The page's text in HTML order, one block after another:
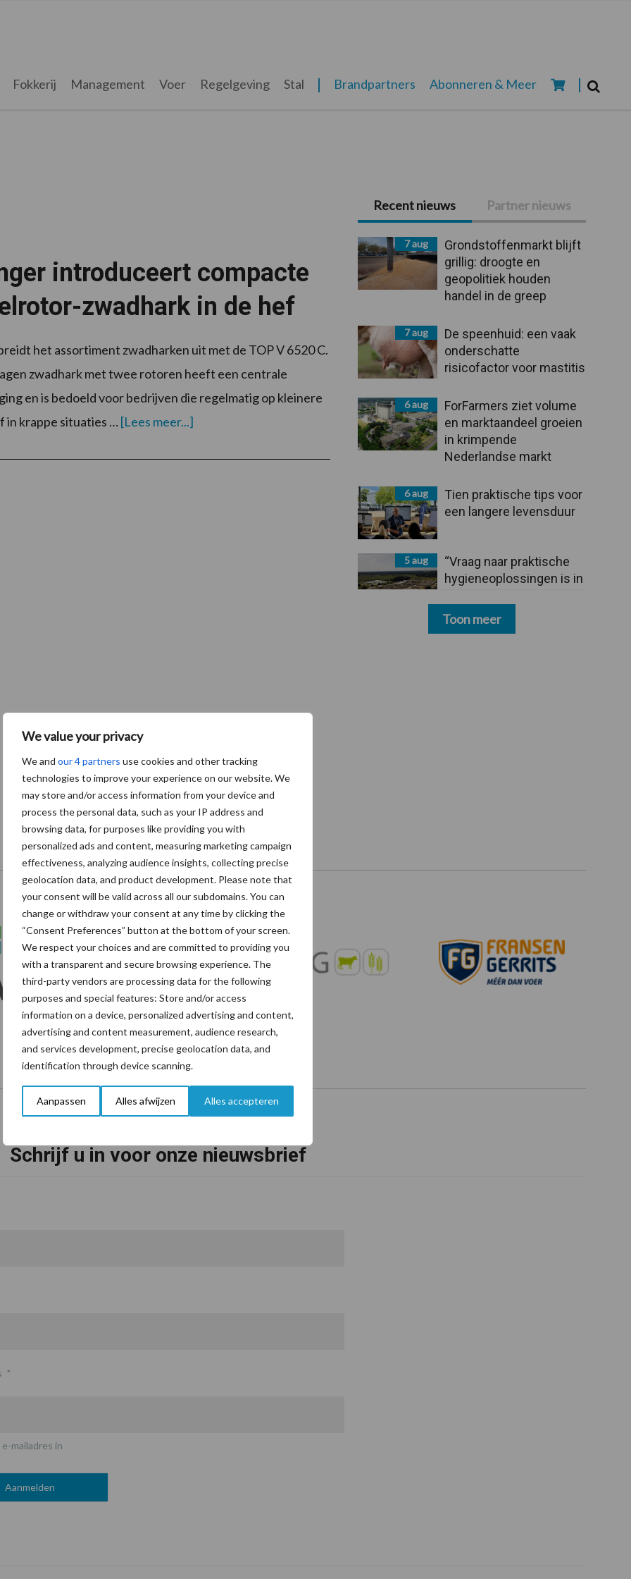
We value your privacy
We and our 4 partners use cookies and other tracking
technologies to improve your experience on our website. We
may store and/or access information from your device and
process the personal data, such as your IP address and
browsing data, for purposes like providing you with
personalized ads and content, measuring marketing campaign
effectiveness, analyzing audience insights, collecting precise
geolocation data, and product development. Please note that
your consent will be valid across all our subdomains. You can
change or withdraw your consent at any time by clicking the
“Consent Preferences” button at the bottom of your screen.
We respect your choices and are committed to providing you
with a transparent and secure browsing experience. The
third-party vendors are processing data for the following
purposes and special features: Store and/or access
information on a device, personalized advertising and content,
advertising and content measurement, audience research,
and services development, precise geolocation data, and
identification through device scanning.
Aanpassen Alles afwijzen Alles accepteren
Fokkerij Management Voer Regelgeving Stal Brandpartners Abonneren & Meer
introduceert compacte
zwadhark in de hef
het assortiment zwadharken uit met de TOP V 6520 C.
zwadhark met twee rotoren heeft een centrale
en is bedoeld voor bedrijven die regelmatig op kleinere
in krappe situaties … [Lees meer...]overPöttinger
introduceert
Primaire
Sidebar
Recent nieuws Partner nieuws
7 aug
Grondstoffenmarkt blijft
grillig: droogte en
geopolitiek houden
handel in de greep
7 aug
De speenhuid: een vaak
onderschatte
risicofactor voor mastitis
6 aug
ForFarmers ziet volume
en marktaandeel groeien
in krimpende
Nederlandse markt
6 aug
Tien praktische tips voor
een langere levensduur
5 aug
“Vraag naar praktische
hygieneoplossingen is in
Toon meer
Onze brandpartners
Schrijf u in voor onze nieuwsbrief
*
mailadres in